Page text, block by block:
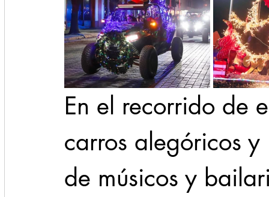
En el recorrido de
carros alegóricos
de músicos y